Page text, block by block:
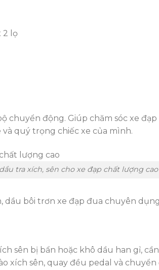
2 lọ
chuyển động. Giúp chăm sóc xe
quý trọng chiếc xe của mình.
dầu tra xích, sên cho xe đạp chất lượng cao
dầu bôi trơn xe đạp đua chuyên
sên bị bẩn hoặc khô dầu han gỉ,
xích sên, quay đều pedal và